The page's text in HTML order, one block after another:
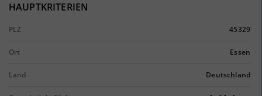
HAUPTKRITERIEN
PLZ 45329
Ort Essen
Land Deutschland